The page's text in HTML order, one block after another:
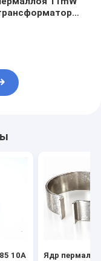
10A
Ядр